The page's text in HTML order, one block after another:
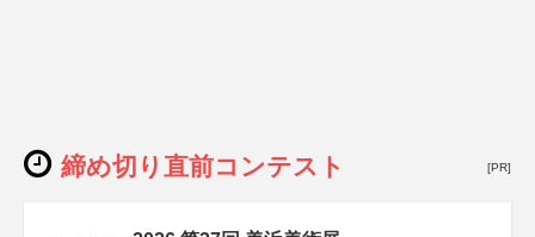
締め切り直前コンテスト [PR]